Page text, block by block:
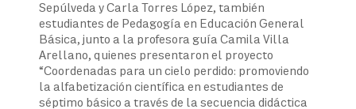
Sepúlveda y Carla Torres López, también
estudiantes de Pedagogía en Educación General
Básica, junto a la profesora guía Camila Villa
Arellano, quienes presentaron el proyecto
“Coordenadas para un cielo perdido: promoviendo
la alfabetización científica en estudiantes de
séptimo básico a través de la secuencia didáctica